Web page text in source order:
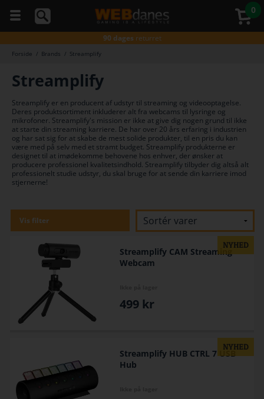
ringe
til os
på
telefon
98374333
(hverdage
kl. 10-
16)
0
5 stjernerpå Trustpilot
Gratis fragt*
ved køb over 499,-
90 dages returret
Gratis fragt*
Gratis fragt*
5 stjerner
Gratis fragt*ved køb over 499,-
Forside / Brands / Streamplify
Streamplify
Streamplify er en producent af udstyr til streaming og videooptagelse.
Deres produktsortiment inkluderer alt fra webcams til lysringe og
mikrofoner. Streamplify's mission er ikke at give dig nogen grund til ikke
at starte din streaming karriere. De har over 20 års erfaring i industrien
og har sat sig for at skabe de mest solide produkter, til en pris du kan
være med på selv med et stramt budget. Streamplify produkterne er
designet til at imødekomme behovene hos enhver, der ønsker at
producere professionel kvalitetsindhold. Streamplify tilbyder dig altså alt
professionelt studie udstyr, du skal bruge for at sende din karriere imod
stjernerne!
Vis filter
Streamplify CAM Streaming
Webcam
499 kr
Streamplify HUB CTRL 7 USB
Hub